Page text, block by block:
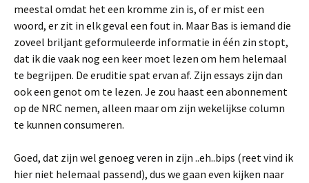
meestal omdat het een kromme zin is, of er mist een
woord, er zit in elk geval een fout in. Maar Bas is iemand die
zoveel briljant geformuleerde informatie in één zin stopt,
dat ik die vaak nog een keer moet lezen om hem helemaal
te begrijpen. De eruditie spat ervan af. Zijn essays zijn dan
ook een genot om te lezen. Je zou haast een abonnement
op de NRC nemen, alleen maar om zijn wekelijkse column
te kunnen consumeren.
Goed, dat zijn wel genoeg veren in zijn ..eh..bips (reet vind ik
hier niet helemaal passend), dus we gaan even kijken naar